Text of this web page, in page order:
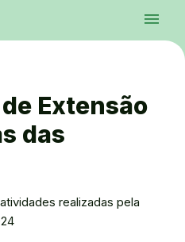
menu
InstagramTwitter/XFacebook
Extensão
das
realizadas pela